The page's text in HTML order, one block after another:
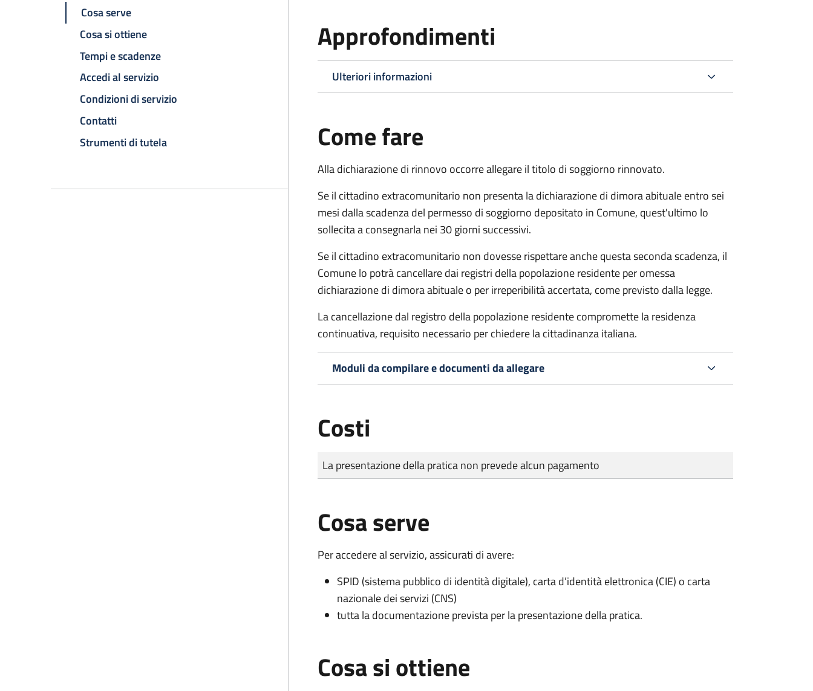
Cosa serve
Cosa si ottiene
Tempi e scadenze
Accedi al servizio
Condizioni di servizio
Contatti
Strumenti di tutela
Approfondimenti
Ulteriori informazioni
Come fare
Alla dichiarazione di rinnovo occorre allegare il titolo di soggiorno rinnovato.
Se il cittadino extracomunitario non presenta la dichiarazione di dimora abituale entro sei
mesi dalla scadenza del permesso di soggiorno depositato in Comune, quest'ultimo lo
sollecita a consegnarla nei 30 giorni successivi.
Se il cittadino extracomunitario non dovesse rispettare anche questa seconda scadenza, il
Comune lo potrà cancellare dai registri della popolazione residente per omessa
dichiarazione di dimora abituale o per irreperibilità accertata, come previsto dalla legge.
La cancellazione dal registro della popolazione residente compromette la residenza
continuativa, requisito necessario per chiedere la cittadinanza italiana.
Moduli da compilare e documenti da allegare
Costi
Tipo di pagamento
Importo
La presentazione della pratica non prevede alcun pagamento
Cosa serve
Per accedere al servizio, assicurati di avere:
SPID (sistema pubblico di identità digitale), carta d’identità elettronica (CIE) o carta
nazionale dei servizi (CNS)
tutta la documentazione prevista per la presentazione della pratica.
Cosa si ottiene